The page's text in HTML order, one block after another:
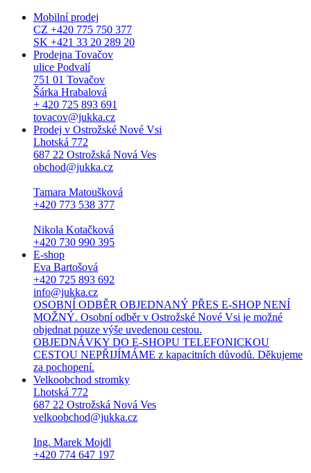
Mobilní prodej
CZ +420 775 750 377
SK +421 33 20 289 20
Prodejna Tovačov
ulice Podvalí
751 01 Tovačov
Šárka Hrabalová
+ 420 725 893 691
tovacov@jukka.cz
Prodej v Ostrožské Nové Vsi
Lhotská 772
687 22 Ostrožská Nová Ves
obchod@jukka.cz
Tamara Matoušková
+420 773 538 377
Nikola Kotačková
+420 730 990 395
E-shop
Eva Bartošová
+420 725 893 692
info@jukka.cz
OSOBNÍ ODBĚR OBJEDNANÝ PŘES E-SHOP NENÍ
MOŽNÝ. Osobní odběr v Ostrožské Nové Vsi je možné
objednat pouze výše uvedenou cestou.
OBJEDNÁVKY DO E-SHOPU TELEFONICKOU
CESTOU NEPŘIJÍMÁME z kapacitních důvodů. Děkujeme
za pochopení.
Velkoobchod stromky
Lhotská 772
687 22 Ostrožská Nová Ves
velkoobchod@jukka.cz
Ing. Marek Mojdl
+420 774 647 197